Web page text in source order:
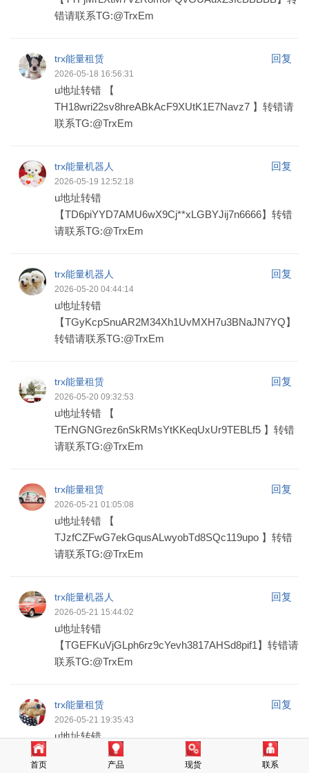
错请联系TG:@TrxEm
trx能量租赁 回复
2026-05-18 16:56:31
u地址转错 【
TH18wri22sv8hreABkAcF9XUtK1E7Navz7 】转错请
联系TG:@TrxEm
trx能量机器人 回复
2026-05-19 12:52:18
u地址转错
【TD6piYYD7AMU6wX9Cj**xLGBYJij7n6666】转错
请联系TG:@TrxEm
trx能量机器人 回复
2026-05-20 04:44:14
u地址转错
【TGyKcpSnuAR2M34Xh1UvMXH7u3BNaJN7YQ】
转错请联系TG:@TrxEm
trx能量租赁 回复
2026-05-20 09:32:53
u地址转错 【
TErNGNGrez6nSkRMsYtKKeqUxUr9TEBLf5 】转错
请联系TG:@TrxEm
trx能量租赁 回复
2026-05-21 01:05:08
u地址转错 【
TJzfCZFwG7ekGqusALwyobTd8SQc119upo 】转错
请联系TG:@TrxEm
trx能量机器人 回复
2026-05-21 15:44:02
u地址转错
【TGEFKuVjGLph6rz9cYevh3817AHSd8pif1】转错请
联系TG:@TrxEm
trx能量租赁 回复
2026-05-21 19:35:43
u地址转错
【TKMjYNSNhPNwQYarb82f3BiPSDjHUSMHFn】转
错请联系TG:@TrxEm
首页 产品 现货 联系